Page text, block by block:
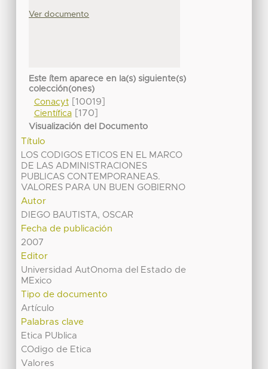
Ver documento
Este ítem aparece en la(s) siguiente(s)
colección(ones)
Conacyt[10019]
Científica[170]
Visualización del Documento
Título
LOS CODIGOS ETICOS EN EL MARCO
DE LAS ADMINISTRACIONES
PUBLICAS CONTEMPORANEAS.
VALORES PARA UN BUEN GOBIERNO
Autor
DIEGO BAUTISTA, OSCAR
Fecha de publicación
2007
Editor
Universidad AutOnoma del Estado de
MExico
Tipo de documento
Artículo
Palabras clave
Etica PUblica
COdigo de Etica
Valores